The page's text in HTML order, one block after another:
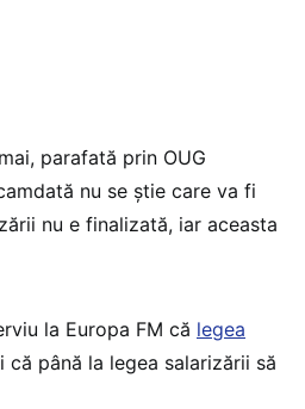
parafată prin OUG
nu se știe care va fi
nu e finalizată, iar aceasta
la Europa FM că legea
că până la legea salarizării să